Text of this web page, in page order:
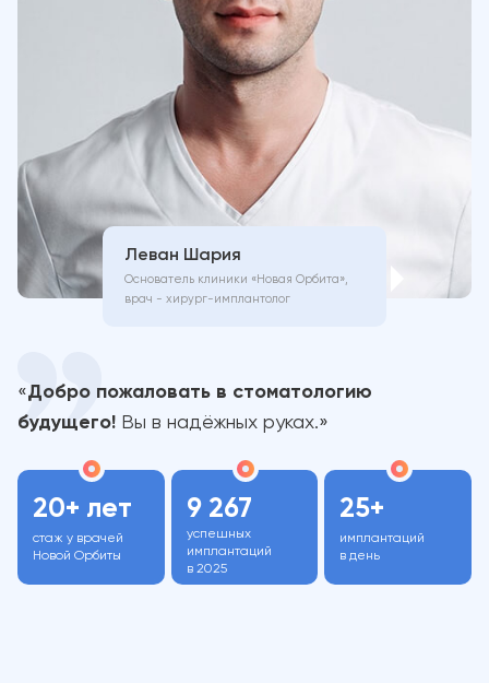
Леван Шария
Основатель клиники «Новая Орбита»,
врач - хирург-имплантолог
«Добро пожаловать в стоматологию
будущего! Вы в надёжных руках.»
20+ лет
стаж у врачей
Новой Орбиты
9 267
успешных
имплантаций
в 2025
25+
имплантаций
в день